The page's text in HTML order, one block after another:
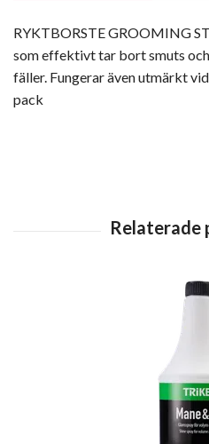
RYKTBORSTE GROOMING
som effektivt tar bort smuts
fäller. Fungerar även utmärkt
pack